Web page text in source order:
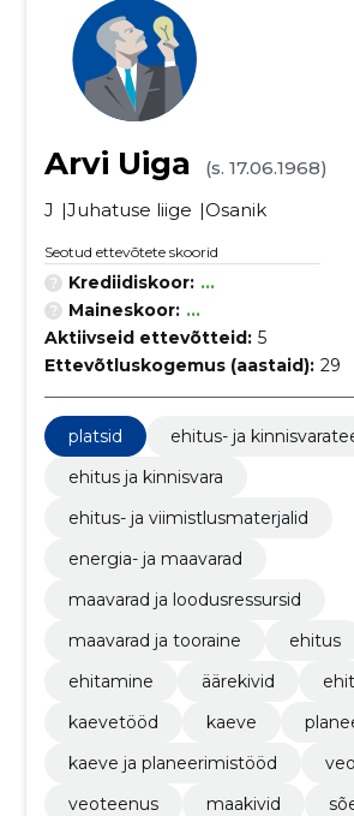
Arvi Uiga
(s. 17.06.1968)
J
Juhatuse liige Osanik
Seotud ettevõtete skoorid
Krediidiskoor: ...
Maineskoor: ...
Aktiivseid ettevõtteid: 5
Ettevõtluskogemus (aastaid): 29
platsid
ehitus- ja
ehitus ja kinnisvara
ehitus- ja viimistlusmaterjalid
energia- ja maavarad
maavarad ja loodusressursid
maavarad ja tooraine
ehitus
ehitamine
äärekivid
kaevetööd
kaeve
kaeve ja planeerimistööd
veoteenus
maakivid